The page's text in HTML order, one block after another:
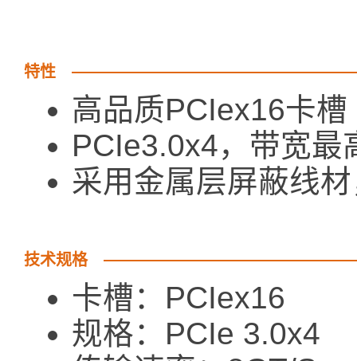
特性
高品质PCIex16卡槽
PCIe3.0x4，带宽最
采用金属层屏蔽线
技术规格
卡槽：PCIex16
规格：PCIe 3.0x4